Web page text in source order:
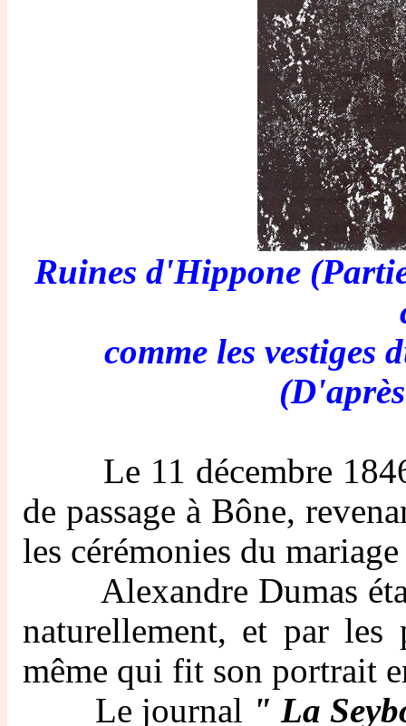
Ruines d'Hippone
comme les vestiges
Le 11 décembre 1846,
de passage à Bône,
les cérémonies du
Alexandre Dumas était
naturellement, et par les
même qui fit son portrait
Le journal " La